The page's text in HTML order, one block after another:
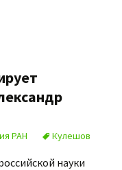
РАН Кулешов
науки